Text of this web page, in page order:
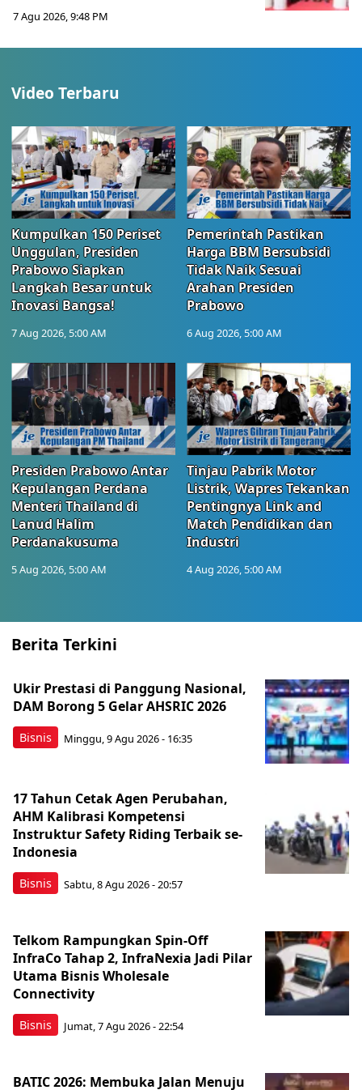
7 Agu 2026, 9:48 PM
Video Terbaru
Kumpulkan 150 Periset
Unggulan, Presiden
Prabowo Siapkan
Langkah Besar untuk
Inovasi Bangsa!
7 Aug 2026, 5:00 AM
Pemerintah Pastikan
Harga BBM Bersubsidi
Tidak Naik Sesuai
Arahan Presiden
Prabowo
6 Aug 2026, 5:00 AM
Presiden Prabowo Antar
Kepulangan Perdana
Menteri Thailand di
Lanud Halim
Perdanakusuma
5 Aug 2026, 5:00 AM
Tinjau Pabrik Motor
Listrik, Wapres Tekankan
Pentingnya Link and
Match Pendidikan dan
Industri
4 Aug 2026, 5:00 AM
Berita Terkini
Bisnis
Ukir Prestasi di Panggung Nasional,
DAM Borong 5 Gelar AHSRIC 2026
Minggu, 9 Agu 2026 - 16:35
Bisnis
17 Tahun Cetak Agen Perubahan,
AHM Kalibrasi Kompetensi
Instruktur Safety Riding Terbaik se-
Indonesia
Sabtu, 8 Agu 2026 - 20:57
Bisnis
Telkom Rampungkan Spin-Off
InfraCo Tahap 2, InfraNexia Jadi Pilar
Utama Bisnis Wholesale
Connectivity
Jumat, 7 Agu 2026 - 22:54
BATIC 2026: Membuka Jalan Menuju